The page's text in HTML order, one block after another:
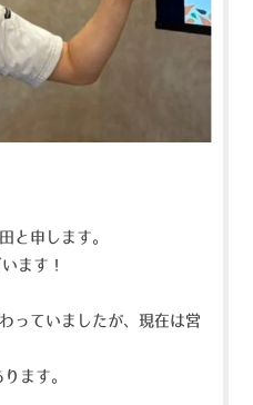
と申します。
ます！
っていましたが、現在は営
ます。